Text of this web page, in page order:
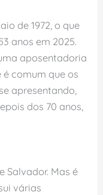
de 1972, o que
anos em 2025.
aposentadoria
comum que os
apresentando,
dos 70 anos,
Salvador. Mas é
várias